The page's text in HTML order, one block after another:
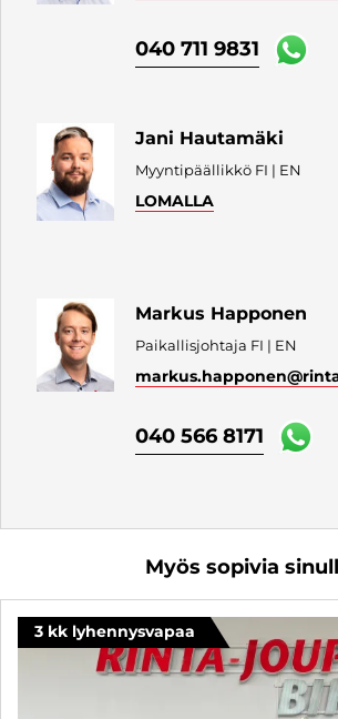
040 711 9831
Jani Hautamäki
Myyntipäällikkö FI | EN
LOMALLA
Markus Happonen
Paikallisjohtaja FI | EN
markus.happonen
040 566 8171
Myös sopivia
3 kk lyhennysvapaa